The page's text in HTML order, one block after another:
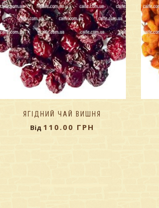
ЯГІДНИЙ ЧАЙ ВИШНЯ
Від 110.00 ГРН